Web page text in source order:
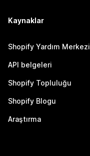
Kaynaklar
Shopify Yardım Merkezi
API belgeleri
Shopify Topluluğu
Shopify Blogu
Araştırma